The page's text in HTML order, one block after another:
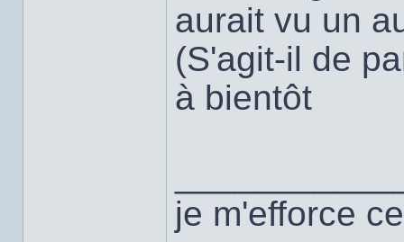
aurait vu un
(S'agit-il de
à bientôt
je m'efforce